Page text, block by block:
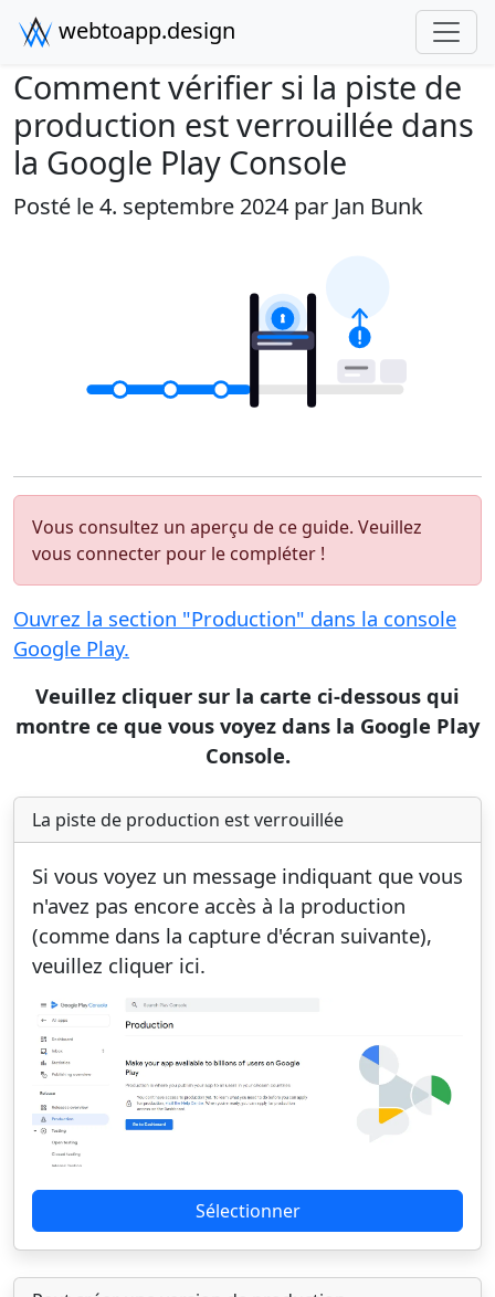
webtoapp.design
Comment vérifier si la piste de
production est verrouillée dans
la Google Play Console
Posté le 4. septembre 2024 par Jan Bunk
Vous consultez un aperçu de ce guide. Veuillez
vous connecter pour le compléter !
Ouvrez la section "Production" dans la console
Google Play.
Veuillez cliquer sur la carte ci-dessous qui
montre ce que vous voyez dans la Google Play
Console.
La piste de production est verrouillée
Si vous voyez un message indiquant que vous
n'avez pas encore accès à la production
(comme dans la capture d'écran suivante),
veuillez cliquer ici.
Sélectionner